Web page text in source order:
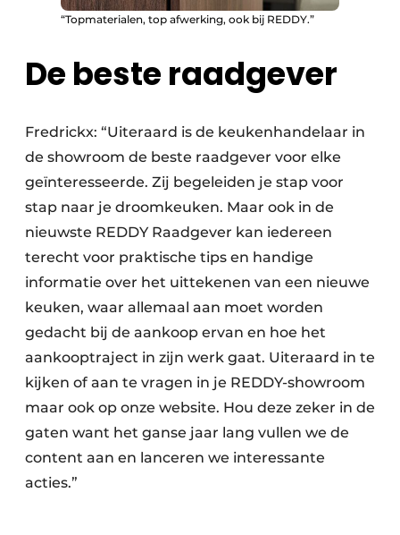
“Topmaterialen, top afwerking, ook bij REDDY.”
De beste raadgever
Fredrickx: “Uiteraard is de keukenhandelaar in
de showroom de beste raadgever voor elke
geïnteresseerde. Zij begeleiden je stap voor
stap naar je droomkeuken. Maar ook in de
nieuwste REDDY Raadgever kan iedereen
terecht voor praktische tips en handige
informatie over het uittekenen van een nieuwe
keuken, waar allemaal aan moet worden
gedacht bij de aankoop ervan en hoe het
aankooptraject in zijn werk gaat. Uiteraard in te
kijken of aan te vragen in je REDDY-showroom
maar ook op onze website. Hou deze zeker in de
gaten want het ganse jaar lang vullen we de
content aan en lanceren we interessante
acties.”